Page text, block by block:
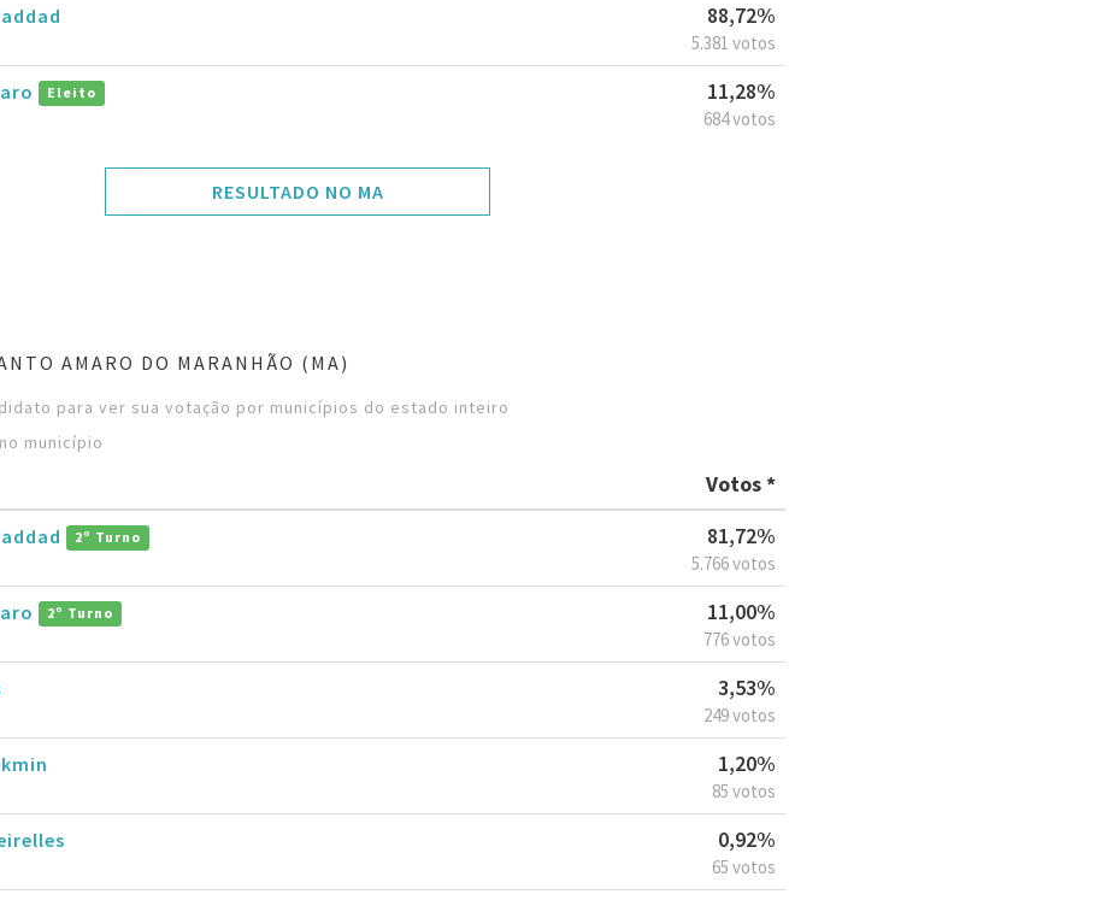
88,72%
5.381 votos
Eleito 11,28%
684 votos
RESULTADO NO MA
AMARO DO MARANHÃO (MA)
para ver sua votação por municípios do estado inteiro
município
Votos *
2º Turno 81,72%
5.766 votos
2º Turno 11,00%
776 votos
3,53%
249 votos
1,20%
85 votos
0,92%
65 votos